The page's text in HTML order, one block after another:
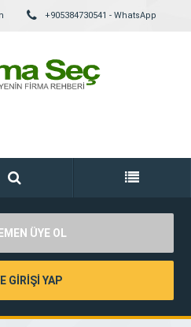
+905384730541 - WhatsApp
ÜYE OL
GİRİŞİ YAP